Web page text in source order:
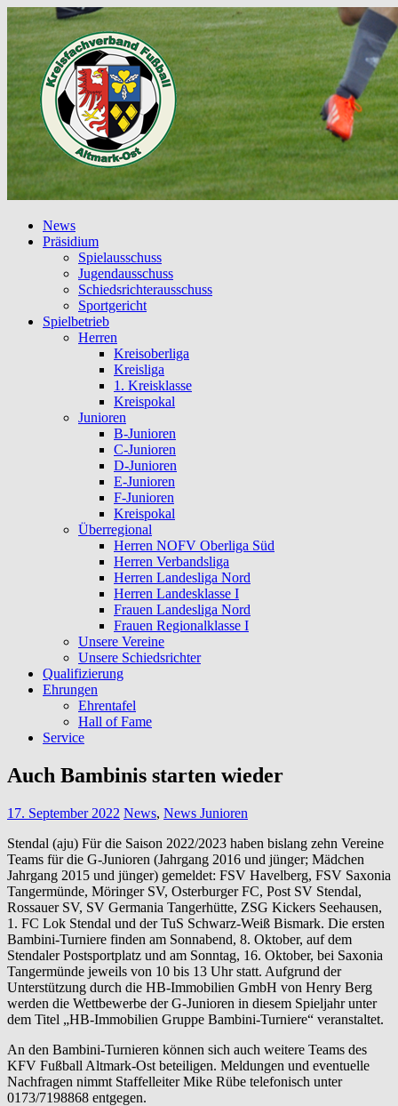
News
Präsidium
Spielausschuss
Jugendausschuss
Schiedsrichterausschuss
Sportgericht
Spielbetrieb
Herren
Kreisoberliga
Kreisliga
1. Kreisklasse
Kreispokal
Junioren
B-Junioren
C-Junioren
D-Junioren
E-Junioren
F-Junioren
Kreispokal
Überregional
Herren NOFV Oberliga Süd
Herren Verbandsliga
Herren Landesliga Nord
Herren Landesklasse I
Frauen Landesliga Nord
Frauen Regionalklasse I
Unsere Vereine
Unsere Schiedsrichter
Qualifizierung
Ehrungen
Ehrentafel
Hall of Fame
Service
Auch Bambinis starten wieder
17. September 2022 News, News Junioren
Stendal (aju) Für die Saison 2022/2023 haben bislang zehn Vereine
Teams für die G-Junioren (Jahrgang 2016 und jünger; Mädchen
Jahrgang 2015 und jünger) gemeldet: FSV Havelberg, FSV Saxonia
Tangermünde, Möringer SV, Osterburger FC, Post SV Stendal,
Rossauer SV, SV Germania Tangerhütte, ZSG Kickers Seehausen,
1. FC Lok Stendal und der TuS Schwarz-Weiß Bismark. Die ersten
Bambini-Turniere finden am Sonnabend, 8. Oktober, auf dem
Stendaler Postsportplatz und am Sonntag, 16. Oktober, bei Saxonia
Tangermünde jeweils von 10 bis 13 Uhr statt. Aufgrund der
Unterstützung durch die HB-Immobilien GmbH von Henry Berg
werden die Wettbewerbe der G-Junioren in diesem Spieljahr unter
dem Titel „HB-Immobilien Gruppe Bambini-Turniere“ veranstaltet.
An den Bambini-Turnieren können sich auch weitere Teams des
KFV Fußball Altmark-Ost beteiligen. Meldungen und eventuelle
Nachfragen nimmt Staffelleiter Mike Rübe telefonisch unter
0173/7198868 entgegen.